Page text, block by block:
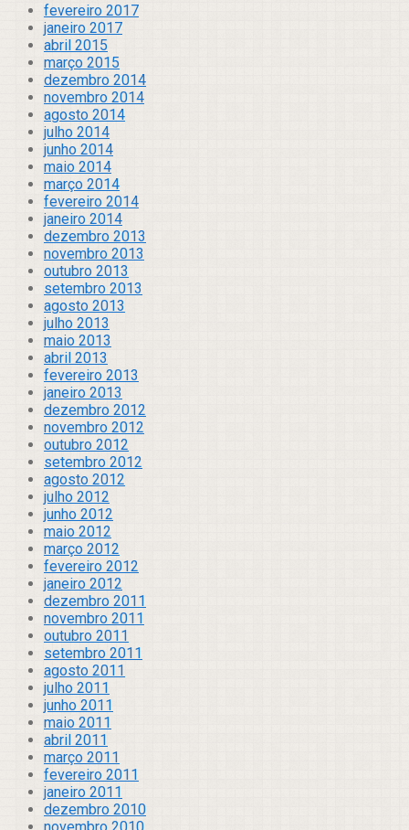
fevereiro 2017
janeiro 2017
abril 2015
março 2015
dezembro 2014
novembro 2014
agosto 2014
julho 2014
junho 2014
maio 2014
março 2014
fevereiro 2014
janeiro 2014
dezembro 2013
novembro 2013
outubro 2013
setembro 2013
agosto 2013
julho 2013
maio 2013
abril 2013
fevereiro 2013
janeiro 2013
dezembro 2012
novembro 2012
outubro 2012
setembro 2012
agosto 2012
julho 2012
junho 2012
maio 2012
março 2012
fevereiro 2012
janeiro 2012
dezembro 2011
novembro 2011
outubro 2011
setembro 2011
agosto 2011
julho 2011
junho 2011
maio 2011
abril 2011
março 2011
fevereiro 2011
janeiro 2011
dezembro 2010
novembro 2010